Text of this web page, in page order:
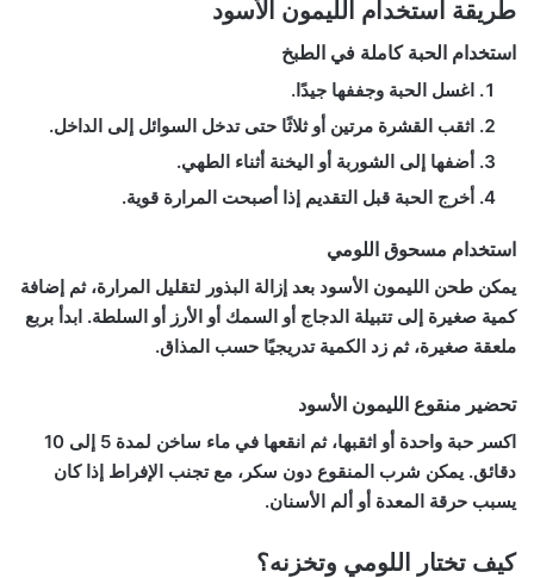
طريقة استخدام الليمون الأسود
استخدام الحبة كاملة في الطبخ
اغسل الحبة وجففها جيدًا.
اثقب القشرة مرتين أو ثلاثًا حتى تدخل السوائل إلى الداخل.
أضفها إلى الشوربة أو اليخنة أثناء الطهي.
أخرج الحبة قبل التقديم إذا أصبحت المرارة قوية.
استخدام مسحوق اللومي
يمكن طحن الليمون الأسود بعد إزالة البذور لتقليل المرارة، ثم إضافة
كمية صغيرة إلى تتبيلة الدجاج أو السمك أو الأرز أو السلطة. ابدأ بربع
ملعقة صغيرة، ثم زد الكمية تدريجيًا حسب المذاق.
تحضير منقوع الليمون الأسود
اكسر حبة واحدة أو اثقبها، ثم انقعها في ماء ساخن لمدة 5 إلى 10
دقائق. يمكن شرب المنقوع دون سكر، مع تجنب الإفراط إذا كان
يسبب حرقة المعدة أو ألم الأسنان.
كيف تختار اللومي وتخزنه؟